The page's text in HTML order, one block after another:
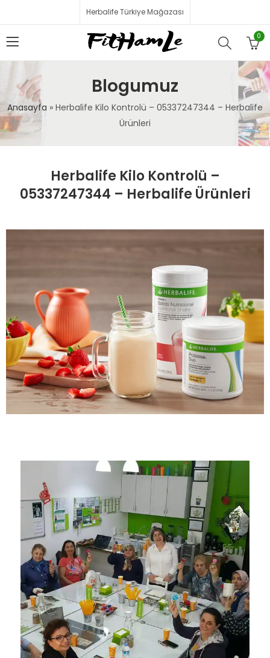
Herbalife Türkiye Mağazası
0
Blogumuz
Anasayfa » Herbalife Kilo Kontrolü – 05337247344 – Herbalife
Ürünleri
Herbalife Kilo Kontrolü –
05337247344 – Herbalife Ürünleri